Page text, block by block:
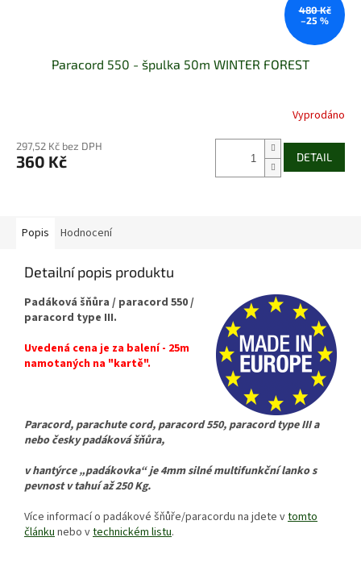
480 Kč
–25 %
Paracord 550 - špulka 50m WINTER FOREST
Vyprodáno
297,52 Kč bez DPH
360 Kč DETAIL
Popis Hodnocení
Detailní popis produktu
Padáková šňůra / paracord 550 /
paracord type III.
Uvedená cena je za balení - 25m
namotaných na "kartě".
Paracord, parachute cord, paracord 550, paracord type III a
nebo česky padáková šňůra,
v hantýrce „padákovka“ je 4mm silné multifunkční lanko s
pevnost v tahuí až 250 Kg.
Více informací o padákové šňůře/paracordu na jdete vtomto
článkunebo vtechnickém listu.